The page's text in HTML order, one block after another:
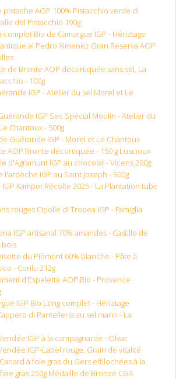
pistache AOP 100% Pistacchio verde di
del Pistacchio 190g
complet Bio de Camargue IGP - Hériztage
al Pedro Ximenez Gran Reserva AOP
de Bronte AOP décortiquée sans sel, La
- 100g
IGP - Atelier du sel Morel et Le
IGP Sec Spécial Moulin - Atelier du
Chantoux - 500g
Guérande IGP - Morel et Le Chantoux
AOP Bronte décortiquée - 150 g Luscioux
d'Agramunt IGP au chocolat - Vicens 200g
l'ardèche IGP au Saint Joseph - 300g
Kampot Récolte 2025 - La Plantation tube
rouges Cipolle di Tropea IGP - Famiglia
IGP artisanal 70% amandes - Castillo de
bois
du Piémont 60% blanche - Pâte à
- Corilu 212g
d'Espelette AOP Bio - Provence
IGP Bio Long complet - Hériztage
di Pantelleria au sel marin - La
IGP à la campagnarde - Olvac
IGP-Label rouge, Grain de vitalité
à foie gras du Gers effilochées à la
gras 250g Médaille de Bronze CGA